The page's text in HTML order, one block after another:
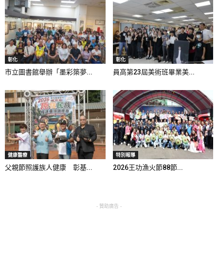
彰化
市立圖書館舉辦「墨彩築夢...
彰化
員高第23屆美術班畢業美...
健康醫療
父親節照護族人健康 彰基...
特別報導
2026王功漁火節88節...
- 贊助廣告 -